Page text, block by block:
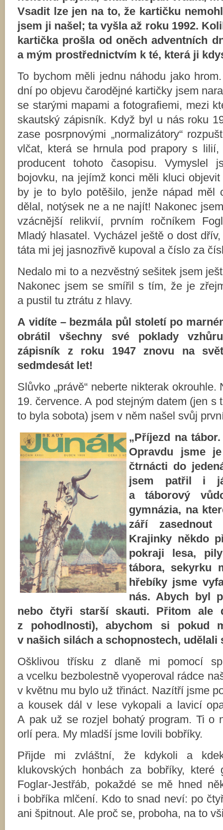
Vsadit lze jen na to, že kartičku
jsem ji našel; ta vyšla až roku 1992.
kartička prošla od oněch adventních
a mým prostřednictvím k té, která ji
To bychom měli jednu náhodu jako
dní po objevu čarodějné kartičky jsem
se starými mapami a fotografiemi, mezi
skautský zápisník. Když byl u nás roku
zase posrpnovými „normalizátory“
vlčat, která se hrnula pod prapory s
producent tohoto časopisu. Vymyslel
bojovku, na jejímž konci měli kluci
by je to bylo potěšilo, jenže nápad měl
dělal, notýsek ne a ne najít! Nakonec
vzácnější relikvií, prvním ročníkem
Mladý hlasatel. Vycházel ještě o dost
táta mi jej jasnozřivě kupoval a číslo za
Nedalo mi to a nezvěstný sešitek jsem
Nakonec jsem se smířil s tím, že je
a pustil tu ztrátu z hlavy.
A vidíte – bezmála půl století po
obrátil všechny své poklady
zápisník z roku 1947 znovu na
sedmdesát let!
Slůvko „právě“ neberte nikterak
19. července. A pod stejným datem (jen s
to byla sobota) jsem v něm našel svůj
„Příjezd na
Opravdu jsme
čtrnácti do
jsem patřil i
a táborový
gymnázia, na
září zasednout
Krajinky někdo
pokraji lesa,
tábora, sekyrku
hřebíky jsme
nás. Abych byl
nebo čtyři starší skauti. Přitom ale
z pohodlnosti), abychom si pokud
v našich silách a schopnostech, udělali
Ošklivou třísku z dlaně mi pomocí
a vcelku bezbolestně vyoperoval rádce
v květnu mu bylo už třináct. Nazítří jsme
a kousek dál v lese vykopali a lavicí
A pak už se rozjel bohatý program. Ti o
orlí pera. My mladší jsme lovili bobříky.
Přijde mi zvláštní, že kdykoli a
klukovských honbách za bobříky, které
Foglar-Jestřáb, pokaždé se mě hned
i bobříka mlčení. Kdo to snad neví: po
ani špitnout. Ale proč se, proboha, na to